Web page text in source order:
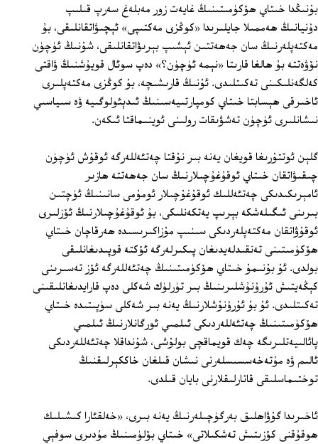
بۇنىڭدا خىتاي ھۆكۈمىتىنىڭ غايەت زور مەبلەغ سەرپ قىلىپ
دۇنيانىڭ ھەممىلا جايلىرىدا «كوڭزى مەكتىپى» ئېچىۋاتقانلىقى، بۇ
مەكتەپلەرنىڭ سان جەھەتتىن ئېشىپ بېرىۋاتقانلىقى، شۇنىڭ ئۈچۈن
نۆۋەتتە بۇ ھالغا قارىتا «نېمە ئۈچۈن؟» دەپ سوئال قويۇشنىڭ ۋاقتى
كەلگەنلىكىنى تەكىتلىدى. ئۇنىڭ قارىشىچە، بۇ كوڭزى مەكتەپلىرى
ئاخىرقى ھېسابتا خىتاي كومپارتىيەسىنىڭ ئىدېئولوگىيە ۋە سىياسىي
نىشانلىرى ئۈچۈن تەشۋىقات رولىنى ئوينىماقتا ئىكەن.
گلېن ئوتتۇرىغا قويغان يەنە بىر نۇقتا چەتئەللەرگە ئوقۇش ئۈچۈن
چىقىۋاتقان خىتاي ئوقۇغۇچىلارنىڭ سان جەھەتتە ھازىر
ئامېرىكىدىكى چەتئەللىك ئوقۇغۇچىلار ئومۇمى سانىنىڭ ئۈچتىن
بىرىنى ئىگىلەشكە بېرىپ يەتكەنلىكى، بۇ ئوقۇغۇچىلارنىڭ ئۆزلىرى
ئوقۇۋاتقان مەكتەپلەردىكى سىنىپ مۇزاكىرىسىدە ھەرقاچان خىتاي
ھۆكۈمىتىنى تەنقىدلەيدىغان پىكىرلەرگە ئۆكتە قوپىدىغانلىقى
بولدى. ئۇ بۇنىمۇ خىتاي ھۆكۈمىتىنىڭ چەتئەللەرگە ئۆز تەسىرىنى
كېڭەيتىش ئۇرۇنۇشلىرىنىڭ بىر تۈرلۈك شەكلى دەپ قارايدىغانلىقىنى
تەكىتلىدى. ئۇ بۇ ئۇرۇنۇشلارنىڭ يەنە بىر شەكلى سۈپىتىدە خىتاي
ھۆكۈمىتىنىڭ چەتئەللەردىكى ئىلمىي ئورگانلارنىڭ ئىلمىي
پائالىيەتلىرىگە چەك قويماقچى بولۇشى، شۇنداقلا چەتئەللەردىكى
ئالىم ۋە مۇتەخەسسىسلەرنى نىشان قىلغان خاككېرلىقنىڭ
توختىماسلىقى قاتارلىقلارنى بايان قىلدى.
ئاخىرىدا گۇۋاھلىق بەرگۈچىلەرنىڭ يەنە بىرى، «خەلقئارا كىشىلىك
ھوقۇقنى كۆزىتىش تەشكىلاتى» خىتاي بۆلۈمىنىڭ مۇدىرى سوفېي